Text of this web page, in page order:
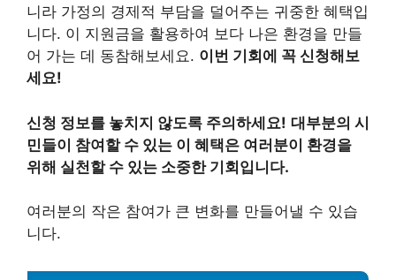
니라 가정의 경제적 부담을 덜어주는 귀중한 혜택입
니다. 이 지원금을 활용하여 보다 나은 환경을 만들
어 가는 데 동참해보세요. 이번 기회에 꼭 신청해보
세요!
신청 정보를 놓치지 않도록 주의하세요! 대부분의 시
민들이 참여할 수 있는 이 혜택은 여러분이 환경을
위해 실천할 수 있는 소중한 기회입니다.
여러분의 작은 참여가 큰 변화를 만들어낼 수 있습
니다.